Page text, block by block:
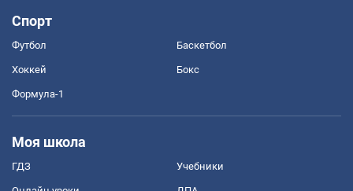
Спорт
Футбол Баскетбол
Хоккей Бокс
Формула-1
Моя школа
ГДЗ Учебники